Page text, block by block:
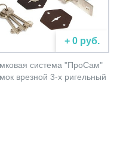
+ 0 руб.
система "ПроСам"
врезной 3-х ригельный